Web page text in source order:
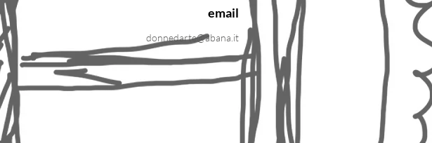
email
donnedarte@abana.it